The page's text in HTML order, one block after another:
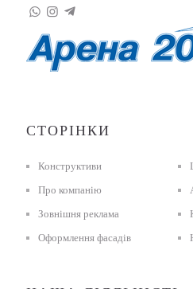
СТОРІНКИ
Конструктиви
Про компанію
Зовнішня реклама
Оформлення фасадів